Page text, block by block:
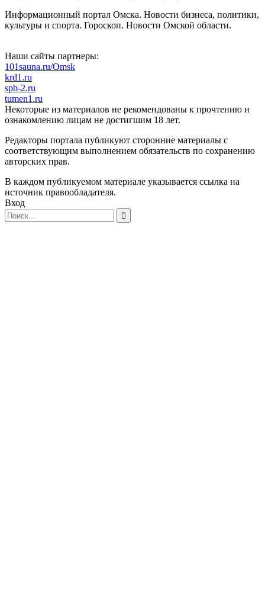
Информационный портал Омска. Новости бизнеса, политики,
культуры и спорта. Гороскоп. Новости Омской области.
Наши сайты партнеры:
101sauna.ru/Omsk
krd1.ru
spb-2.ru
tumen1.ru
Некоторые из материалов не рекомендованы к прочтению и
ознакомлению лицам не достигшим 18 лет.
Редакторы портала публикуют сторонние материалы с
соответствующим выполнением обязательств по сохранению
авторских прав.
В каждом публикуемом материале указывается ссылка на
источник правообладателя.
Вход